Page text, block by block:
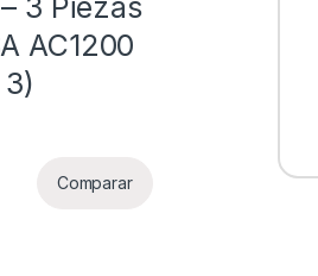
AC1200
3)
Comparar